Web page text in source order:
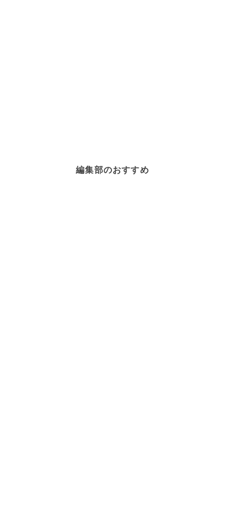
編集部のおすすめ